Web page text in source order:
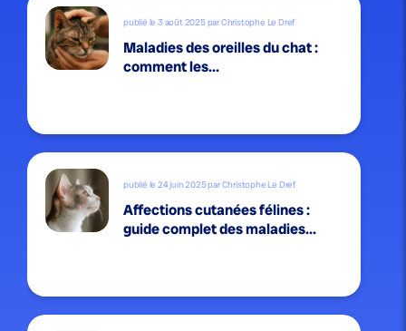
publié le 3 août 2025 par Christophe Le Dref
Maladies des oreilles du chat :
comment les...
publié le 24 juin 2025 par Christophe Le Dref
Affections cutanées félines :
guide complet des maladies...